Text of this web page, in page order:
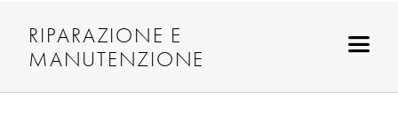
RIPARAZIONE E
MANUTENZIONE